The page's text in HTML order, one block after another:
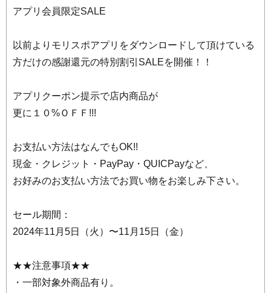
アプリ会員限定SALE
以前よりモリスポアプリをダウンロードして頂けている
方だけの感謝還元の特別割引SALEを開催！！
アプリクーポン提示で店内商品が
更に１０%ＯＦＦ!!!
お支払い方法はなんでもOK!!
現金・クレジット・PayPay・QUICPayなど、
お好みのお支払い方法でお買い物をお楽しみ下さい。
セール期間：
2024年11月5日（火）〜11月15日（金）
★★注意事項★★
・一部対象外商品有り。